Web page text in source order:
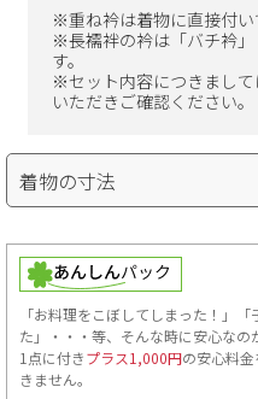
※重ね衿は着物に直接付い
※長襦袢の衿は「バチ衿
す。
※セット内容につきまし
いただきご確認ください。
着物の寸法
「お料理をこぼしてしまった！」
た」・・・等、そんな時に安心な
1点に付きプラス1,000円の安心料
きません。